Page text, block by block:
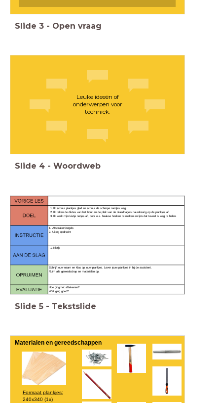
Slide 3 - Open vraag
Leuke ideeën of
onderwerpen voor
techniek:
Slide 4 - Woordweb
Ik werk mijn kistje netjes af, door o.a. haakse hoeken te maken en lijm dat teveel is weg te halen.
1. Afspraken/regels
2. Uitleg opdracht
Kistje
Schrijf jouw naam en klas op jouw plankjes. Lever jouw plankjes in bij de assistent.
Ruim alle gereedschap en materialen op.
Hoe ging het aftekenen?
Wat ging goed?
Slide 5 - Tekstslide
Materialen en gereedschappen
Formaat plankjes:
240x340 (1x)